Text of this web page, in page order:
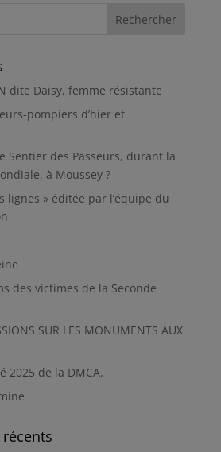
dite Daisy, femme résistante
pompiers d’hier et
Sentier des Passeurs, durant la
à Moussey ?
lignes » éditée par l’équipe du
des victimes de la Seconde
SUR LES MONUMENTS AUX
2025 de la DMCA.